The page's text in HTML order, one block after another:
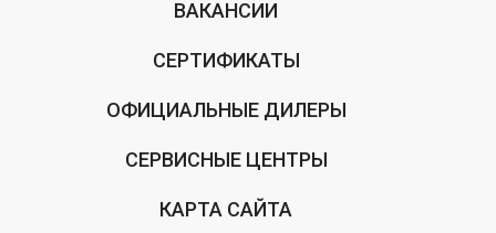
ВАКАНСИИ
СЕРТИФИКАТЫ
ОФИЦИАЛЬНЫЕ ДИЛЕРЫ
СЕРВИСНЫЕ ЦЕНТРЫ
КАРТА САЙТА